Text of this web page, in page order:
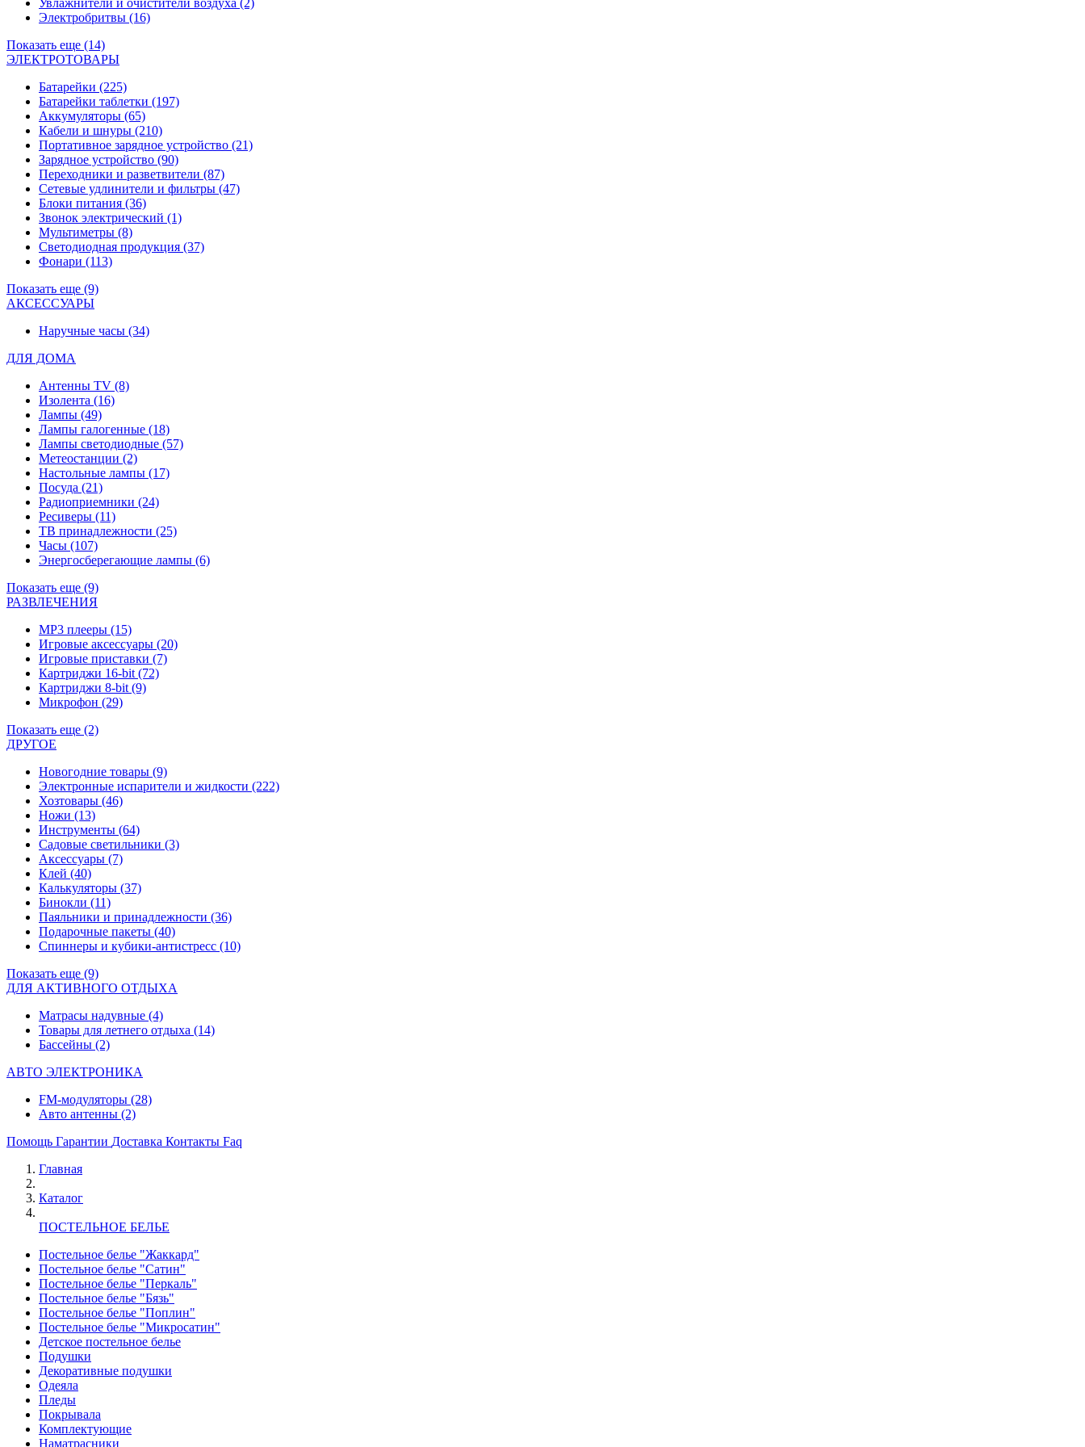
Увлажнители и очистители воздуха (2)
Электробритвы (16)
Показать еще (14)
ЭЛЕКТРОТОВАРЫ
Батарейки (225)
Батарейки таблетки (197)
Аккумуляторы (65)
Кабели и шнуры (210)
Портативное зарядное устройство (21)
Зарядное устройство (90)
Переходники и разветвители (87)
Сетевые удлинители и фильтры (47)
Блоки питания (36)
Звонок электрический (1)
Мультиметры (8)
Светодиодная продукция (37)
Фонари (113)
Показать еще (9)
АКСЕССУАРЫ
Наручные часы (34)
ДЛЯ ДОМА
Антенны TV (8)
Изолента (16)
Лампы (49)
Лампы галогенные (18)
Лампы светодиодные (57)
Метеостанции (2)
Настольные лампы (17)
Посуда (21)
Радиоприемники (24)
Ресиверы (11)
ТВ принадлежности (25)
Часы (107)
Энергосберегающие лампы (6)
Показать еще (9)
РАЗВЛЕЧЕНИЯ
MP3 плееры (15)
Игровые аксессуары (20)
Игровые приставки (7)
Картриджи 16-bit (72)
Картриджи 8-bit (9)
Микрофон (29)
Показать еще (2)
ДРУГОЕ
Новогодние товары (9)
Электронные испарители и жидкости (222)
Хозтовары (46)
Ножи (13)
Инструменты (64)
Садовые светильники (3)
Аксессуары (7)
Клей (40)
Калькуляторы (37)
Бинокли (11)
Паяльники и принадлежности (36)
Подарочные пакеты (40)
Спиннеры и кубики-антистресс (10)
Показать еще (9)
ДЛЯ АКТИВНОГО ОТДЫХА
Матрасы надувные (4)
Товары для летнего отдыха (14)
Бассейны (2)
АВТО ЭЛЕКТРОНИКА
FM-модуляторы (28)
Авто антенны (2)
Помощь Гарантии Доставка Контакты Faq
Главная
Каталог
ПОСТЕЛЬНОЕ БЕЛЬЕ
Постельное белье "Жаккард"
Постельное белье "Сатин"
Постельное белье "Перкаль"
Постельное белье "Бязь"
Постельное белье "Поплин"
Постельное белье "Микросатин"
Детское постельное белье
Подушки
Декоративные подушки
Одеяла
Пледы
Покрывала
Комплектующие
Наматрасники